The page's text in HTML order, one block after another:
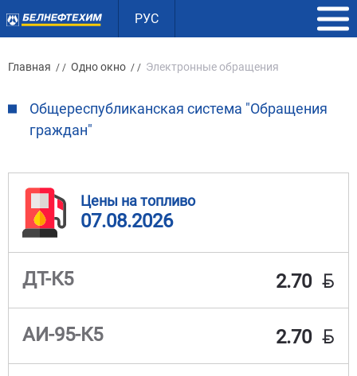
РУС
Главная / / Одно окно / / Электронные обращения
Общереспубликанская система "Обращения
граждан"
Цены на топливо
07.08.2026
ДТ-К5 2.70 BYN
АИ-95-К5 2.70 BYN